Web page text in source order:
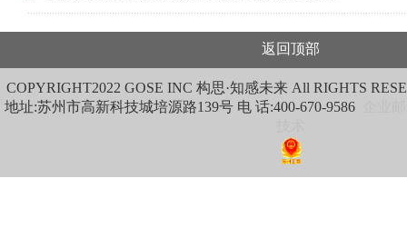
返回顶部
COPYRIGHT2022 GOSE INC 构思·知感未来 All RIGHTS
地址:苏州市高新科技城培源路139号 电 话:400-670-9586